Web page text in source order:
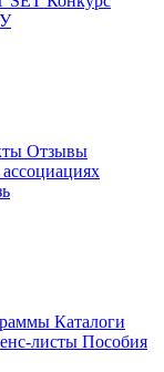
Отзывы
Каталоги
листы Пособия